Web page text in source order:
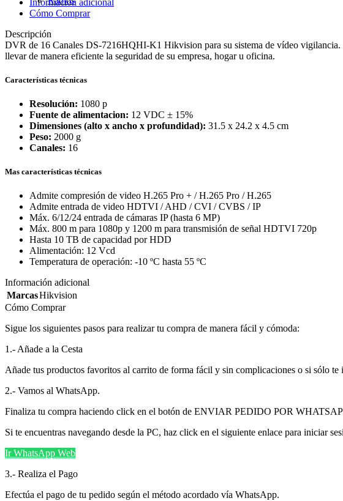
Cómo Comprar
Descripción
DVR de 16 Canales DS-7216HQHI-K1 Hikvision para su sistema de vídeo
llevar de manera eficiente la seguridad de su empresa, hogar u oficina.
Características técnicas
Resolución: 1080 p
Fuente de alimentacion: 12 VDC ± 15%
Dimensiones (alto x ancho x profundidad): 31.5 x 24.2 x 4.5 cm
Peso: 2000 g
Canales: 16
Mas características técnicas
Admite compresión de video H.265 Pro + / H.265 Pro / H.265
Admite entrada de video HDTVI / AHD / CVI / CVBS / IP
Máx. 6/12/24 entrada de cámaras IP (hasta 6 MP)
Máx. 800 m para 1080p y 1200 m para transmisión de señal HDTVI 720p
Hasta 10 TB de capacidad por HDD
Alimentación: 12 Vcd
Temperatura de operación: -10 ºC hasta 55 ºC
Información adicional
MarcasHikvision
Cómo Comprar
Sigue los siguientes pasos para realizar tu compra de manera fácil y cómoda:
1.- Añade a la Cesta
Añade tus productos favoritos al carrito de forma fácil y sin complicaciones o si sólo
2.- Vamos al WhatsApp.
Finaliza tu compra haciendo click en el botón de ENVIAR PEDIDO POR
Si te encuentras navegando desde la PC, haz click en el siguiente enlace para iniciar
Ir WhatsApp Web
3.- Realiza el Pago
Efectúa el pago de tu pedido según el método acordado vía WhatsApp.